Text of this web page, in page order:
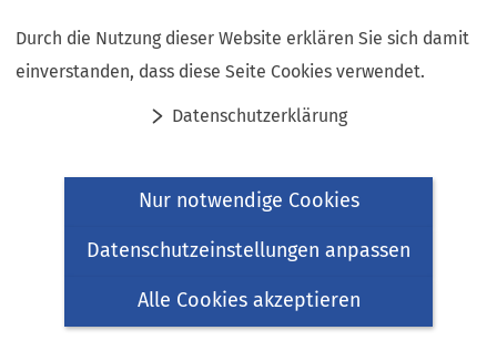
Durch die Nutzung dieser Website erklären Sie sich damit
einverstanden, dass diese Seite Cookies verwendet.
Datenschutzerklärung
Nur notwendige Cookies
Datenschutzeinstellungen anpassen
Alle Cookies akzeptieren
Inhalt anspringen